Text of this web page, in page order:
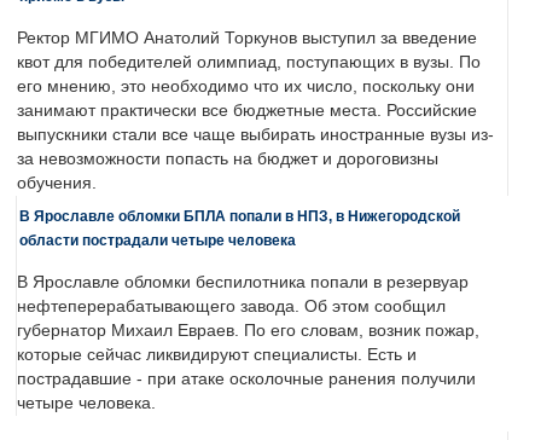
Ректор МГИМО Анатолий Торкунов выступил за введение
квот для победителей олимпиад, поступающих в вузы. По
его мнению, это необходимо что их число, поскольку они
занимают практически все бюджетные места. Российские
выпускники стали все чаще выбирать иностранные вузы из-
за невозможности попасть на бюджет и дороговизны
обучения.
В Ярославле обломки БПЛА попали в НПЗ, в Нижегородской
области пострадали четыре человека
В Ярославле обломки беспилотника попали в резервуар
нефтеперерабатывающего завода. Об этом сообщил
губернатор Михаил Евраев. По его словам, возник пожар,
которые сейчас ликвидируют специалисты. Есть и
пострадавшие - при атаке осколочные ранения получили
четыре человека.